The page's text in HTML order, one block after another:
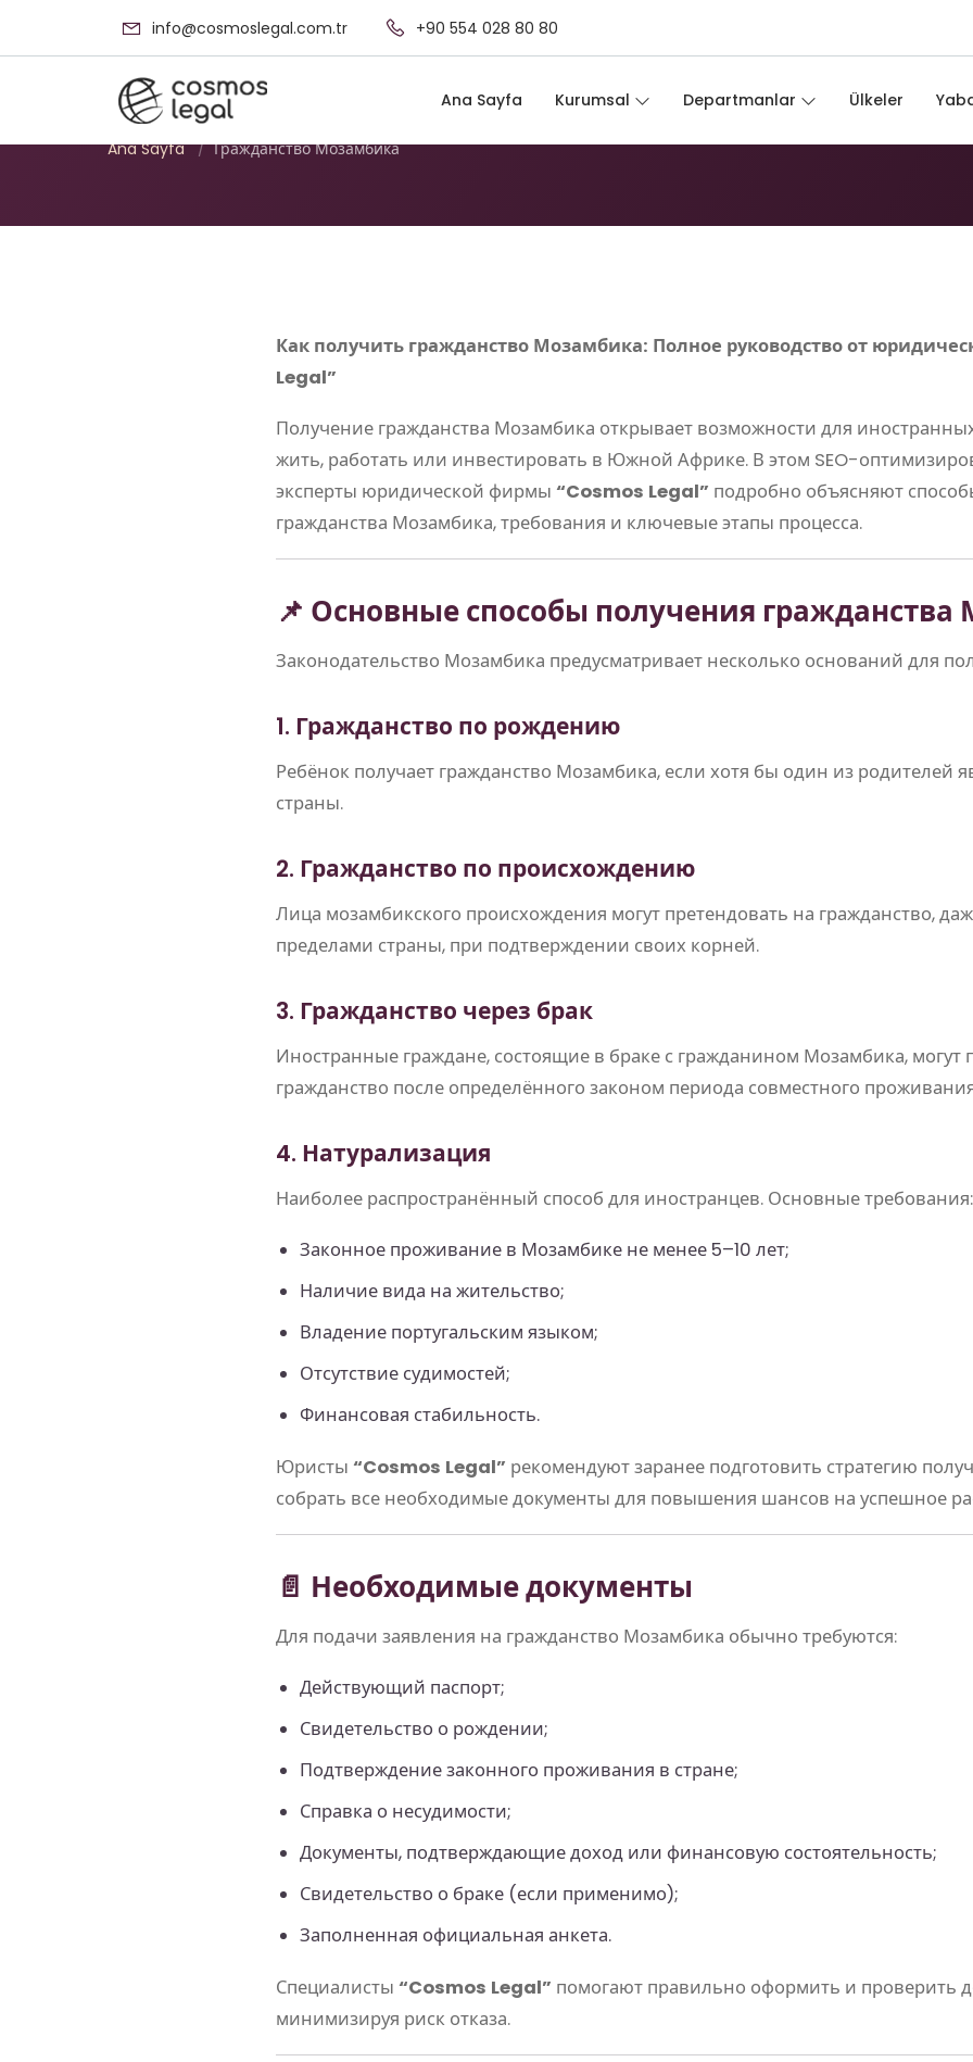
info@cosmoslegal.com.tr +90 554 028 80 80
Ana Sayfa Kurumsal Departmanlar Ülkeler
Гражданство Мозамбика
Ana Sayfa / Гражданство Мозамбика
Как получить гражданство Мозамбика: Полное руководство от
Legal”
Получение гражданства Мозамбика открывает возможности для
жить, работать или инвестировать в Южной Африке. В этом SEO-
эксперты юридической фирмы “Cosmos Legal” подробно объясняют
гражданства Мозамбика, требования и ключевые этапы процесса.
📌 Основные способы получения
Законодательство Мозамбика предусматривает несколько оснований для
1. Гражданство по рождению
Ребёнок получает гражданство Мозамбика, если хотя бы один из родителей
страны.
2. Гражданство по происхождению
Лица мозамбикского происхождения могут претендовать на гражданство,
пределами страны, при подтверждении своих корней.
3. Гражданство через брак
Иностранные граждане, состоящие в браке с гражданином Мозамбика, могут
гражданство после определённого законом периода совместного
4. Натурализация
Наиболее распространённый способ для иностранцев. Основные требования:
Законное проживание в Мозамбике не менее 5–10 лет;
Наличие вида на жительство;
Владение португальским языком;
Отсутствие судимостей;
Финансовая стабильность.
Юристы “Cosmos Legal” рекомендуют заранее подготовить стратегию
собрать все необходимые документы для повышения шансов на успешное
📄 Необходимые документы
Для подачи заявления на гражданство Мозамбика обычно требуются:
Действующий паспорт;
Свидетельство о рождении;
Подтверждение законного проживания в стране;
Справка о несудимости;
Документы, подтверждающие доход или финансовую состоятельность;
Свидетельство о браке (если применимо);
Заполненная официальная анкета.
Специалисты “Cosmos Legal” помогают правильно оформить и проверить
минимизируя риск отказа.